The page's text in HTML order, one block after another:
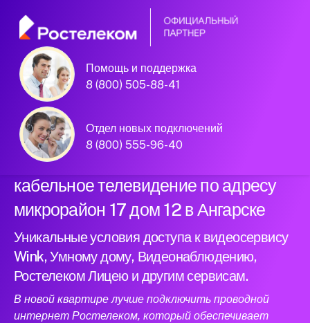
Помощь и поддержка
8 (800) 505-88-41
Отдел новых подключений
8 (800) 555-96-40
Официальный
партнер Ростелеком
Подключили новый интернет и
кабельное телевидение по адресу
микрорайон 17 дом 12 в Ангарске
Уникальные условия доступа к видеосервису
Wink, Умному дому, Видеонаблюдению,
Ростелеком Лицею и другим сервисам.
В новой квартире лучше подключить проводной
интернет Ростелеком, который обеспечивает